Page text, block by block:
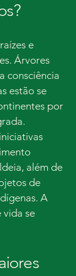
e
Árvores
consciência
estão se
por
além de
de
A
vida se